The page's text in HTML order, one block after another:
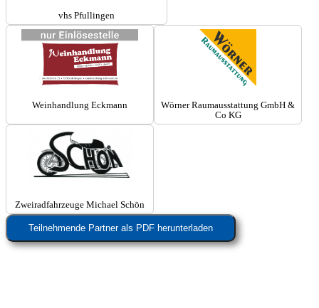
vhs Pfullingen
Weinhandlung Eckmann
Wörner Raumausstattung GmbH &
Co KG
Zweiradfahrzeuge Michael Schön
Teilnehmende Partner als PDF herunterladen